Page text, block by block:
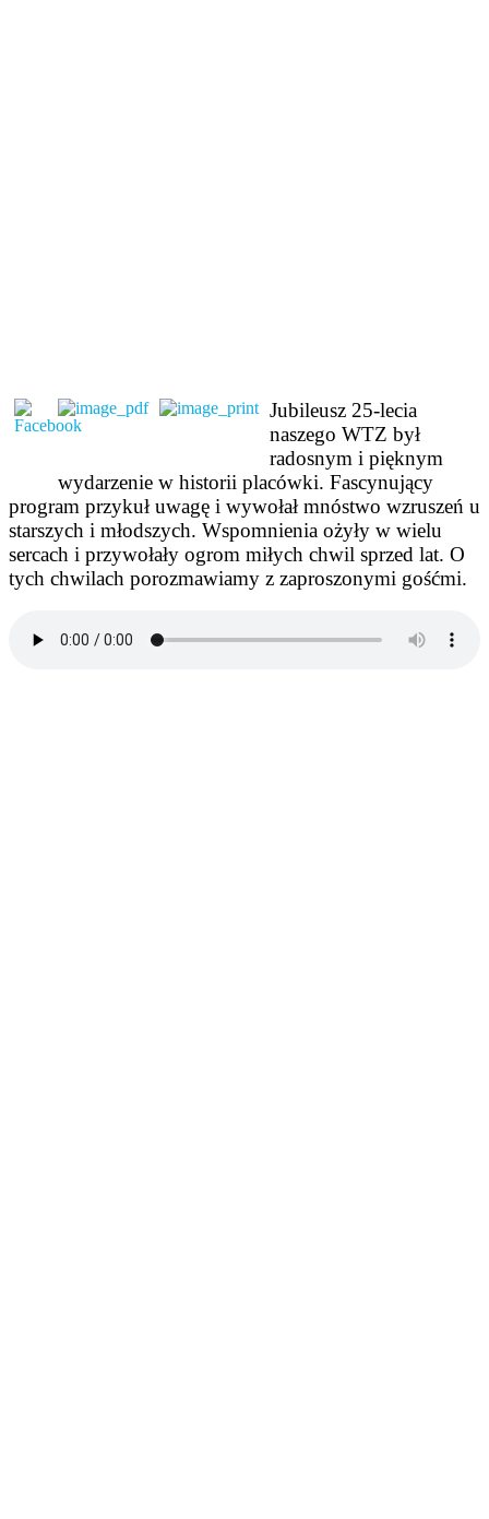
Jubileusz 25-lecia
naszego WTZ był
radosnym i pięknym
wydarzenie w historii placówki. Fascynujący
program przykuł uwagę i wywołał mnóstwo wzruszeń u
starszych i młodszych. Wspomnienia ożyły w wielu
sercach i przywołały ogrom miłych chwil sprzed lat. O
tych chwilach porozmawiamy z zaproszonymi gośćmi.